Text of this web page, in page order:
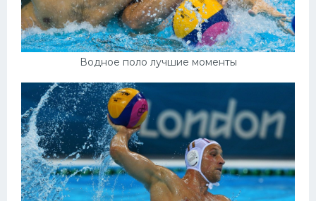
Водное поло лучшие моменты